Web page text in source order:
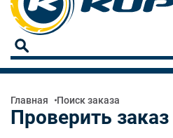
Главная Поиск заказа
Проверить заказ